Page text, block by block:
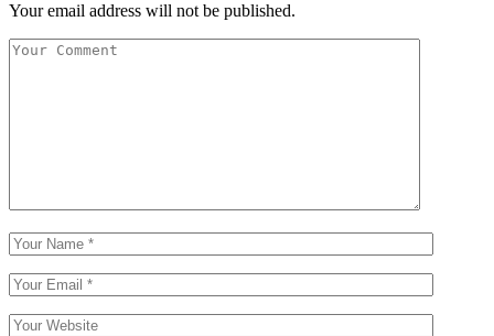
Your email address will not be published.